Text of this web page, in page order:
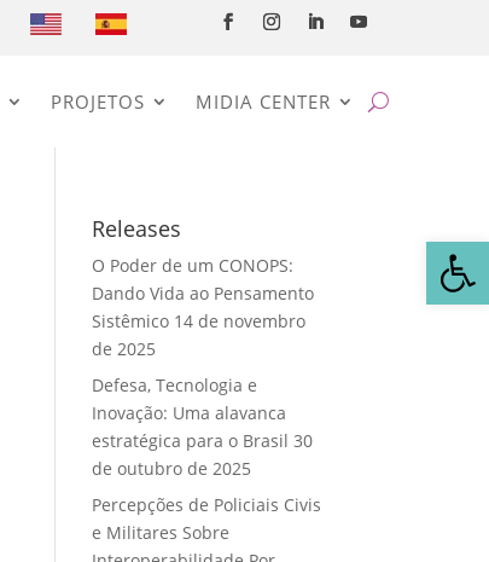
PROJETOS MIDIA CENTER
Releases
O Poder de um CONOPS:
Dando Vida ao Pensamento
Sistêmico 14 de novembro
de 2025
Defesa, Tecnologia e
Inovação: Uma alavanca
estratégica para o Brasil 30
de outubro de 2025
Percepções de Policiais Civis
e Militares Sobre
Abrir